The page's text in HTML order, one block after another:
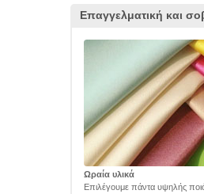
Επαγγελματική και
Ωραία υλικά
Επιλέγουμε πάντα υψηλής